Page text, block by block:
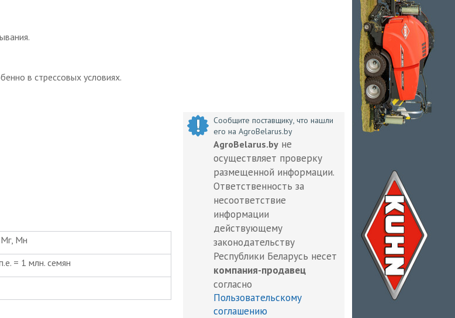
в стрессовых условиях.
Мг, Мн
= 1 млн. семян
Сообщите поставщику, что нашли
его на AgroBelarus.by
AgroBelarus.by не
осуществляет проверку
размещенной информации.
Ответственность за
несоответствие
информации
действующему
законодательству
Республики Беларусь несет
компания-продавец
согласно
Пользовательскому
соглашению